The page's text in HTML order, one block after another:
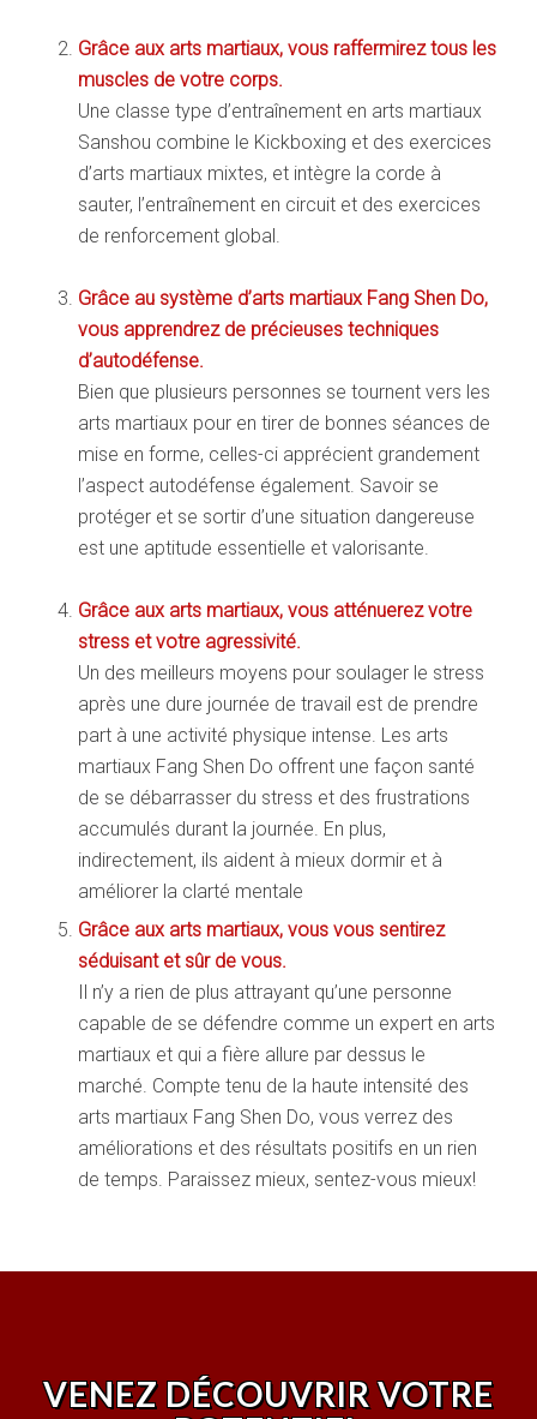
Grâce aux arts martiaux, vous raffermirez tous les
muscles de votre corps.
Une classe type d’entraînement en arts martiaux
Sanshou combine le Kickboxing et des exercices
d’arts martiaux mixtes, et intègre la corde à
sauter, l’entraînement en circuit et des exercices
de renforcement global.
Grâce au système d’arts martiaux Fang Shen Do,
vous apprendrez de précieuses techniques
d’autodéfense.
Bien que plusieurs personnes se tournent vers les
arts martiaux pour en tirer de bonnes séances de
mise en forme, celles-ci apprécient grandement
l’aspect autodéfense également. Savoir se
protéger et se sortir d’une situation dangereuse
est une aptitude essentielle et valorisante.
Grâce aux arts martiaux, vous atténuerez votre
stress et votre agressivité.
Un des meilleurs moyens pour soulager le stress
après une dure journée de travail est de prendre
part à une activité physique intense. Les arts
martiaux Fang Shen Do offrent une façon santé
de se débarrasser du stress et des frustrations
accumulés durant la journée. En plus,
indirectement, ils aident à mieux dormir et à
améliorer la clarté mentale
Grâce aux arts martiaux, vous vous sentirez
séduisant et sûr de vous.
Il n’y a rien de plus attrayant qu’une personne
capable de se défendre comme un expert en arts
martiaux et qui a fière allure par dessus le
marché. Compte tenu de la haute intensité des
arts martiaux Fang Shen Do, vous verrez des
améliorations et des résultats positifs en un rien
de temps. Paraissez mieux, sentez-vous mieux!
VENEZ DÉCOUVRIR VOTRE